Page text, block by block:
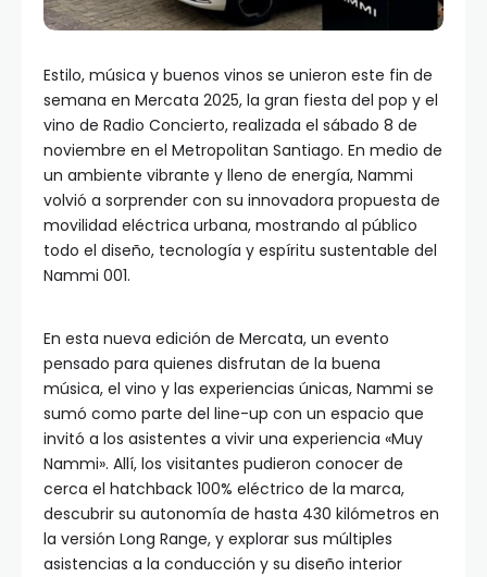
Estilo, música y buenos vinos se unieron este fin de
semana en Mercata 2025, la gran fiesta del pop y el
vino de Radio Concierto, realizada el sábado 8 de
noviembre en el Metropolitan Santiago. En medio de
un ambiente vibrante y lleno de energía, Nammi
volvió a sorprender con su innovadora propuesta de
movilidad eléctrica urbana, mostrando al público
todo el diseño, tecnología y espíritu sustentable del
Nammi 001.
En esta nueva edición de Mercata, un evento
pensado para quienes disfrutan de la buena
música, el vino y las experiencias únicas, Nammi se
sumó como parte del line-up con un espacio que
invitó a los asistentes a vivir una experiencia «Muy
Nammi». Allí, los visitantes pudieron conocer de
cerca el hatchback 100% eléctrico de la marca,
descubrir su autonomía de hasta 430 kilómetros en
la versión Long Range, y explorar sus múltiples
asistencias a la conducción y su diseño interior